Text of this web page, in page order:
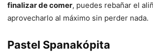
finalizar de comer, puedes rebañar el
aprovecharlo al máximo sin perder nada.
Pastel Spanakópita